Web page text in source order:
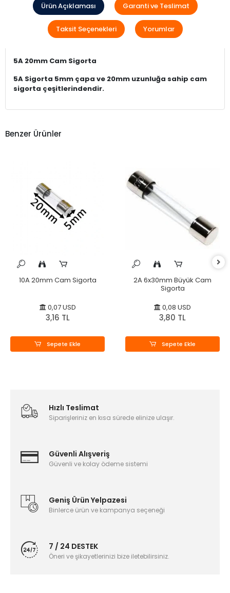
Ürün Açıklaması Garanti ve Teslimat
Taksit Seçenekleri Yorumlar
5A 20mm Cam Sigorta
5A Sigorta 5mm çapa ve 20mm uzunluğa sahip cam
sigorta çeşitlerindendir.
Benzer Ürünler
10A 20mm Cam Sigorta
0,07 USD
3,16 TL
Sepete Ekle
2A 6x30mm Büyük Cam
Sigorta
0,08 USD
3,80 TL
Sepete Ekle
Hızlı Teslimat
Siparişleriniz en kısa sürede elinize ulaşır.
Güvenli Alışveriş
Güvenli ve kolay ödeme sistemi
Geniş Ürün Yelpazesi
Binlerce ürün ve kampanya seçeneği
7 / 24 DESTEK
Öneri ve şikayetlerinizi bize iletebilirsiniz.